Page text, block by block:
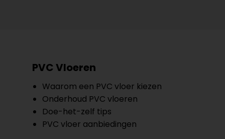
PVC Vloeren
Waarom een PVC vloer kiezen
Onderhoud PVC vloeren
Doe-het-zelf tips
PVC vloer aanbiedingen